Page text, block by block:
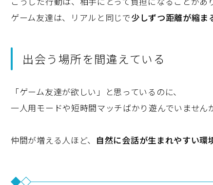
ゲーム友達は、リアルと同じで少しずつ距離が縮ま
出会う場所を間違えている
「ゲーム友達が欲しい」と思っているのに、
一人用モードや短時間マッチばかり遊んでいません
仲間が増える人ほど、 自然に会話が生まれやすい環